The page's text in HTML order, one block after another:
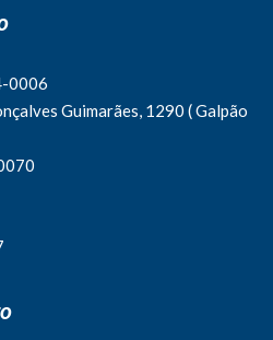
0006
Guimarães, 1290 ( Galpão